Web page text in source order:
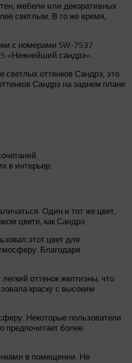
мебели или декоративных
светлым. В то же время,
с номерами SW-7537
«Нежнейший сандрэ».
оттенков Сандрэ, это
Сандрэ на заднем плане
в интерьер.
Один и тот же цвет,
цвете, как Сандрэ.
этот цвет для
Благодаря
оттенок желтизны, что
краску с высоким
Некоторые пользователи
предпочитает более
в помещении. Не